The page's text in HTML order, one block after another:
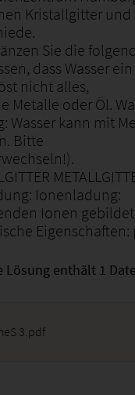
Kristallgitter
Sie die
dass Wasser
nicht alles,
Metalle oder Öl.
Wasser kann mit
Bitte
Ionenladung:
Ionen
Lösung enthält 1
3.pdf